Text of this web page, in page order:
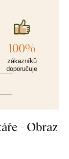
100%
zákazníků
doporučuje
- Obraz